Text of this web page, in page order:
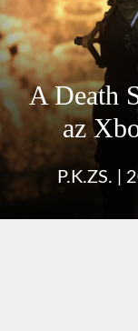
A Death
az
P.K.ZS.